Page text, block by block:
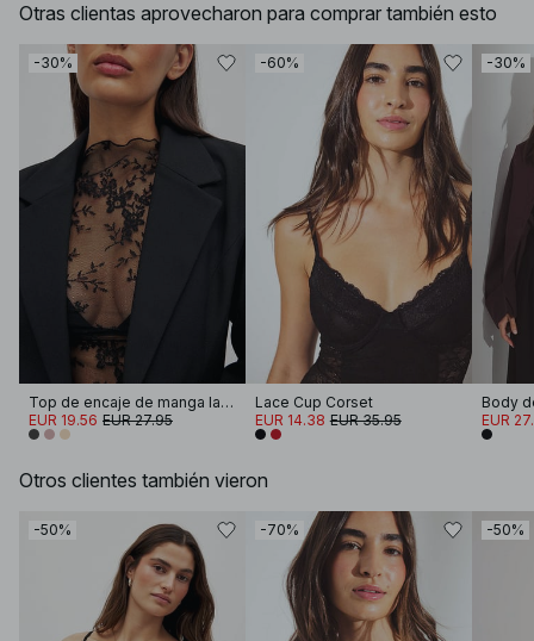
Otras clientas aprovecharon para comprar también esto
-30%
Top de encaje de manga larga
EUR 19.56 EUR 27.95
-60%
Lace Cup Corset
EUR 14.38 EUR 35.95
-30%
EUR
Otros clientes también vieron
-50% -70% -50%